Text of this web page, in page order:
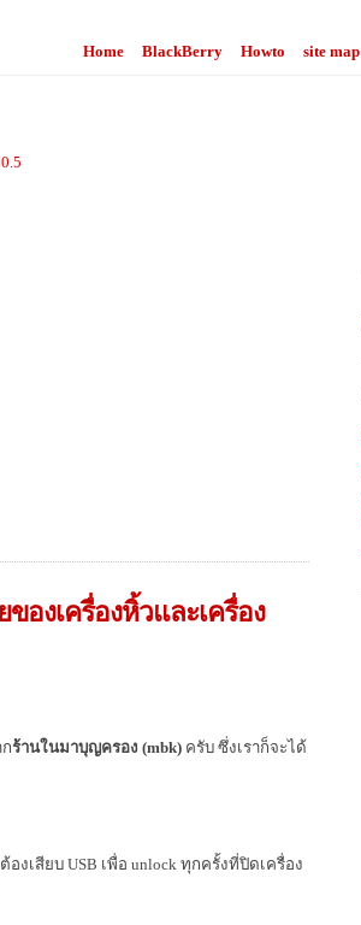
Home BlackBerry Howto site map
องเครื่องหิ้วและเครื่อง
ร้านในมาบุญครอง (mbk) ครับ ซึ่งเราก็จะได้
องเสียบ USB เพื่อ unlock ทุกครั้งที่ปิดเครื่อง